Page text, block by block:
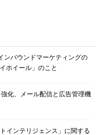
ンバウンドマーケティングの
ホイール」のこと
化、メール配信と広告管理機
インテリジェンス」に関する